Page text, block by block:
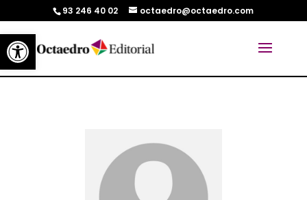
Abrir barra de herramientas
93 246 40 02 octaedro@octaedro.com